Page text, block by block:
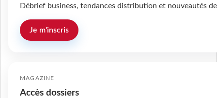
Débrief business, tendances distribution et nouveautés
Je m'inscris
MAGAZINE
Accès dossiers